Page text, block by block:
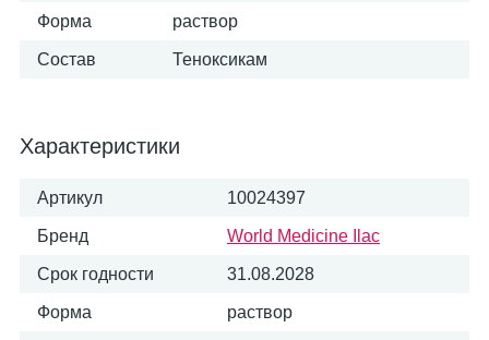
Форма раствор
Состав Теноксикам
Характеристики
Артикул 10024397
Бренд World Medicine Ilac
Срок годности 31.08.2028
Форма раствор